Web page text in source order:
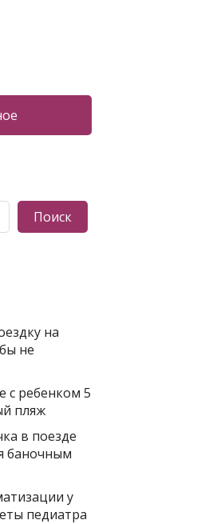
Поиск
на
не
с ребенком 5
пляж
в поезде
баночным
у
педиатра